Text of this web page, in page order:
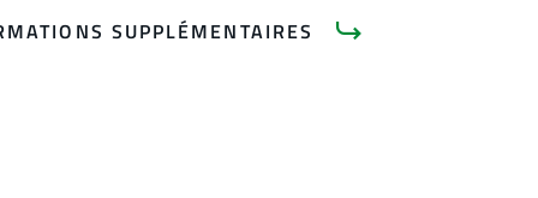
SUPPLÉMENTAIRES